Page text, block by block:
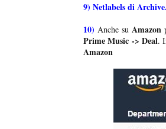
9) Netlabels di
10) Anche su Amazon
Prime Music -> Deal.
Amazon